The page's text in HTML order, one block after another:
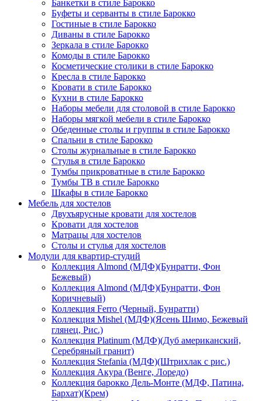
Банкетки в стиле Барокко
Буфеты и серванты в стиле Барокко
Гостиные в стиле Барокко
Диваны в стиле Барокко
Зеркала в стиле Барокко
Комоды в стиле Барокко
Косметические столики в стиле Барокко
Кресла в стиле Барокко
Кровати в стиле Барокко
Кухни в стиле Барокко
Наборы мебели для столовой в стиле Барокко
Наборы мягкой мебели в стиле Барокко
Обеденные столы и группы в стиле Барокко
Спальни в стиле Барокко
Столы журнальные в стиле Барокко
Стулья в стиле Барокко
Тумбы прикроватные в стиле Барокко
Тумбы ТВ в стиле Барокко
Шкафы в стиле Барокко
Мебель для хостелов
Двухъярусные кровати для хостелов
Кровати для хостелов
Матрацы для хостелов
Столы и стулья для хостелов
Модули для квартир-студий
Коллекция Almond (МДФ)(Бунратти, Фон
Бежевый)
Коллекция Almond (МДФ)(Бунратти, Фон
Коричневый)
Коллекция Ferro (Черный, Бунратти)
Коллекция Mishel (МДФ)(Ясень Шимо, Бежевый
глянец, Рис.)
Коллекция Platinum (МДФ)(Дуб американский,
Серебряный гранит)
Коллекция Stefania (МДФ)(Штрихлак с рис.)
Коллекция Акура (Венге, Лоредо)
Коллекция барокко Дель-Монте (МДФ, Патина,
Бархат)(Крем)